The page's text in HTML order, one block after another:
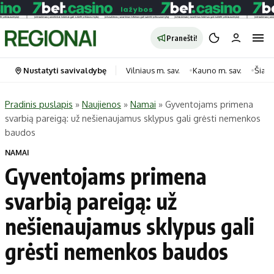
Pranešti!
Portalas
Naujausi
Regionai
Lietuva
Pasaulis
Politika
Kategorijos
Horoskopai
Laisvalaikis
Maistas
Sveikata
Technologijos
Nustatyti savivaldybę Vilniaus m. sav. Kauno m. sav.
Pradinis puslapis » Naujienos » Namai » Gyventojams primena
svarbią pareigą: už nešienaujamus sklypus gali grėsti nemenkos
baudos
NAMAI
Gyventojams primena
svarbią pareigą: už
nešienaujamus sklypus gali
grėsti nemenkos baudos